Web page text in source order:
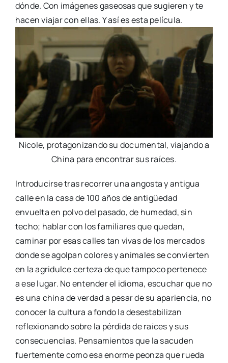
dónde. Con imágenes gaseosas que sugieren y te
hacen viajar con ellas. Y así es esta película.
Nicole, protagonizando su documental, viajando a
China para encontrar sus raíces.
Introducirse tras recorrer una angosta y antigua
calle en la casa de 100 años de antigüedad
envuelta en polvo del pasado, de humedad, sin
techo; hablar con los familiares que quedan,
caminar por esas calles tan vivas de los mercados
donde se agolpan colores y animales se convierten
en la agridulce certeza de que tampoco pertenece
a ese lugar. No entender el idioma, escuchar que no
es una china de verdad a pesar de su apariencia, no
conocer la cultura a fondo la desestabilizan
reflexionando sobre la pérdida de raíces y sus
consecuencias. Pensamientos que la sacuden
fuertemente como esa enorme peonza que rueda